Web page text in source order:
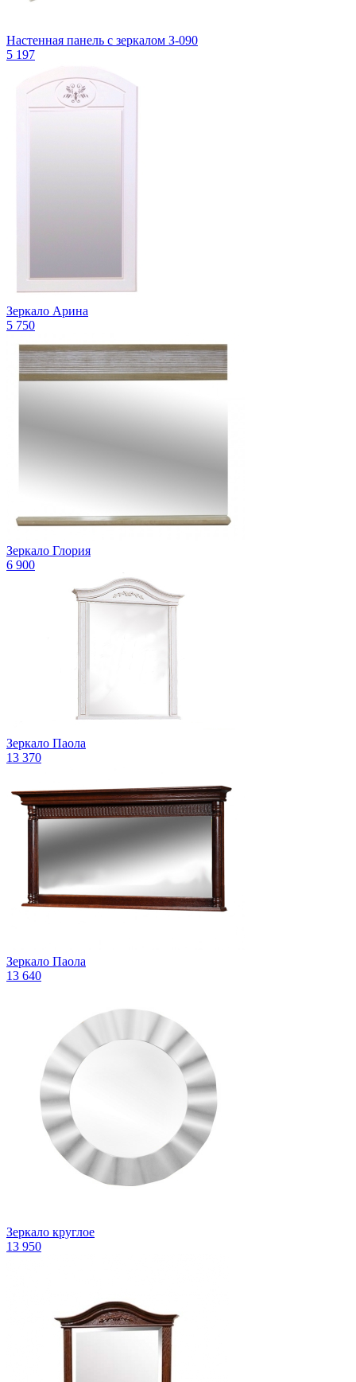
Настенная панель с зеркалом З-090
5 197
Зеркало Арина
5 750
Зеркало Глория
6 900
Зеркало Паола
13 370
Зеркало Паола
13 640
Зеркало круглое
13 950